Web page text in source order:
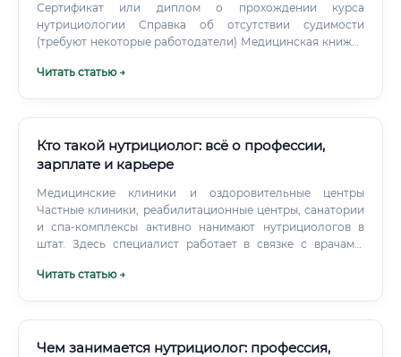
Сертификат или диплом о прохождении курса
нутрициологии Справка об отсутствии судимости
(требуют некоторые работодатели) Медицинская книжка
Стандартный пакет: паспорт, СНИЛС, трудовая книжка
достаточно) Договор с клиентом (юридическая защита
для обеих сторон) ⚠️ Самозанятость — самый простой
«Мой налог». Работодатели в медицинских учреждениях
иногда требуют документы о медицинском образовании.
Читать статью →
Кто такой нутрициолог: всё о профессии,
зарплате и карьере
Медицинские клиники и оздоровительные центры
Частные клиники, реабилитационные центры, санатории
и спа-комплексы активно нанимают нутрициологов в
штат. Здесь специалист работает в связке с врачами,
Читать статью →
Чем занимается нутрициолог: профессия,